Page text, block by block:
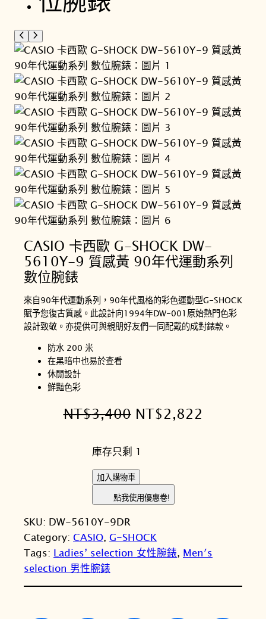
CASIO 卡西歐 G-SHOCK DW-
5610Y-9 質感黃 90年代運動系列
數位腕錶
來自90年代運動系列，90年代風格的彩色運動型G-SHOCK
賦予您復古質感。此設計向1994年DW-001原始熱門色彩
設計致敬。亦提供可與親朋好友們一同配戴的成對錶款。
防水 200 米
在黑暗中也易於查看
休閒設計
鮮豔色彩
NT$3,400 原
價
格
：
T
$
NT$2,822
$
庫存只剩 1
C
S
I
O
卡
西
歐
-
加入購物車
點我使用優惠卷!
SKU: DW-5610Y-9DR
Category: CASIO, G-SHOCK
Tags: Ladies’ selection 女性腕錶, Men′s
selection 男性腕錶